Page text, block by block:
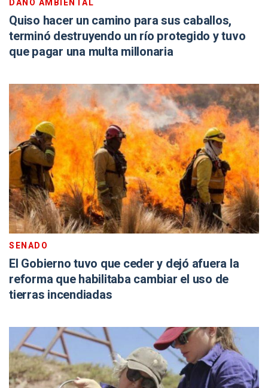
DAÑO AMBIENTAL
Quiso hacer un camino para sus caballos,
terminó destruyendo un río protegido y tuvo
que pagar una multa millonaria
SENADO
El Gobierno tuvo que ceder y dejó afuera la
reforma que habilitaba cambiar el uso de
tierras incendiadas